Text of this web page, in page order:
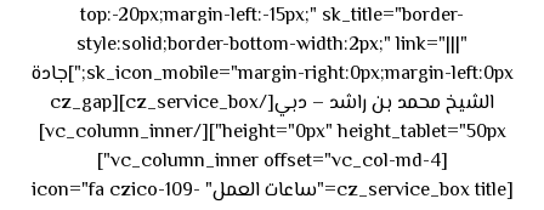
top:-20px;margin-left:-15px;" sk_title="border-
style:solid;border-bottom-width:2px;" link="|||"
sk_icon_mobile="margin-right:0px;margin-left:0px;"]جادة
الشيخ محمد بن راشد – دبي[/cz_service_box][cz_gap
height="0px" height_tablet="50px"][/vc_column_inner]
[vc_column_inner offset="vc_col-md-4"]
[cz_service_box title="ساعات العمل" icon="fa czico-109-